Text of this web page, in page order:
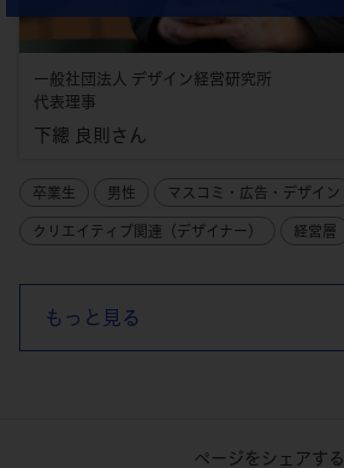
一般社団法人 デザイン経営研究所
代表理事
下總 良則さん
卒業生 男性 マスコミ・広告・デザイン
クリエイティブ関連（デザイナー） 経営層
もっと見る
ページをシェアする